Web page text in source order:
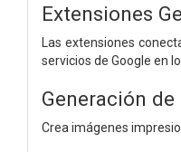
Extensiones
Las extensiones
servicios de Google en
Generación
Crea imágenes